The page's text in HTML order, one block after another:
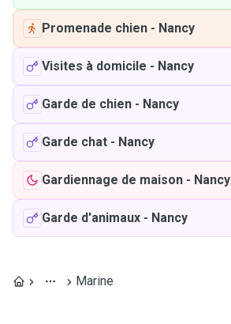
Promenade chien - Nancy
Visites à domicile - Nancy
Garde de chien - Nancy
Garde chat - Nancy
Gardiennage de maison - Nancy
Garde d'animaux - Nancy
Marine